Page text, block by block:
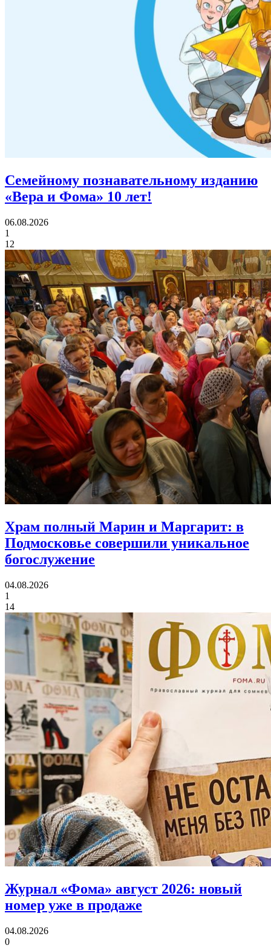
Семейному познавательному изданию
«Вера и Фома» 10 лет!
06.08.2026
1
12
Храм полный Марин и Маргарит: в
Подмосковье совершили уникальное
богослужение
04.08.2026
1
14
Журнал «Фома» август 2026: новый
номер уже в продаже
04.08.2026
0